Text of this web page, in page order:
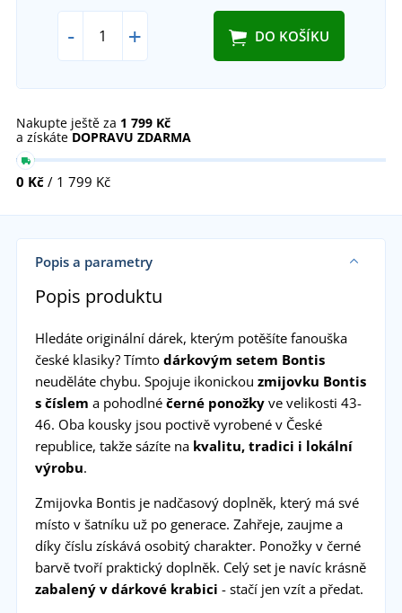
- + DO KOŠÍKU
Nakupte ještě za 1 799 Kč
a získáte DOPRAVU ZDARMA
0 Kč / 1 799 Kč
Popis a parametry
Popis produktu
Hledáte originální dárek, kterým potěšíte fanouška
české klasiky? Tímto dárkovým setem Bontis
neuděláte chybu. Spojuje ikonickou zmijovku Bontis
s číslem a pohodlné černé ponožkyve velikosti 43-
46. Oba kousky jsou poctivě vyrobené v České
republice, takže sázíte na kvalitu, tradici i lokální
výrobu.
Zmijovka Bontis je nadčasový doplněk, který má své
místo v šatníku už po generace. Zahřeje, zaujme a
díky číslu získává osobitý charakter. Ponožky v černé
barvě tvoří praktický doplněk. Celý set je navíc krásně
zabalený v dárkové krabici - stačí jen vzít a předat.